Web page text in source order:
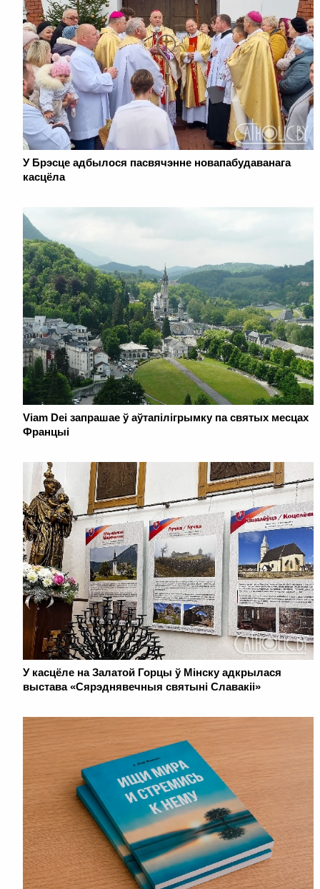
У Брэсце адбылося пасвячэнне новапабудаванага
касцёла
Viam Dei запрашае ў аўтапілігрымку па святых месцах
Францыі
У касцёле на Залатой Горцы ў Мінску адкрылася
выстава «Сярэднявечныя святыні Славакіі»